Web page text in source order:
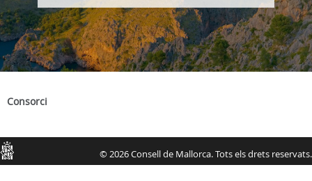
Consorci
Consell
© 2026 Consell de Mallorca. Tots els drets reservats.